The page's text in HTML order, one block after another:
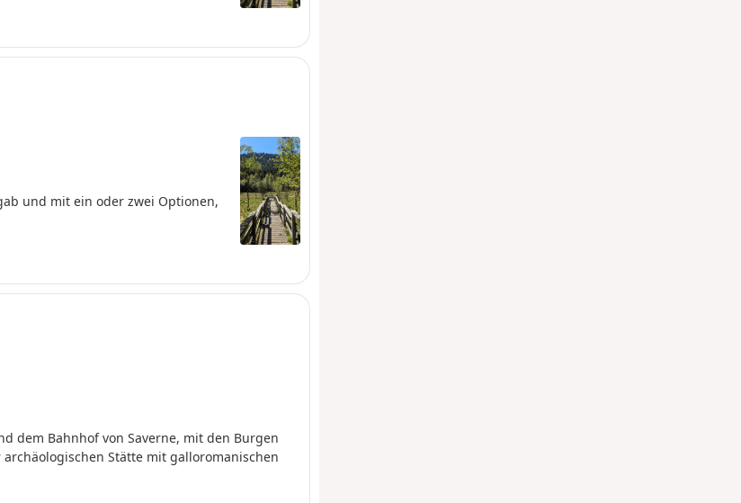
und mit ein oder zwei Optionen,
dem Bahnhof von Saverne, mit den Burgen
Stätte mit galloromanischen